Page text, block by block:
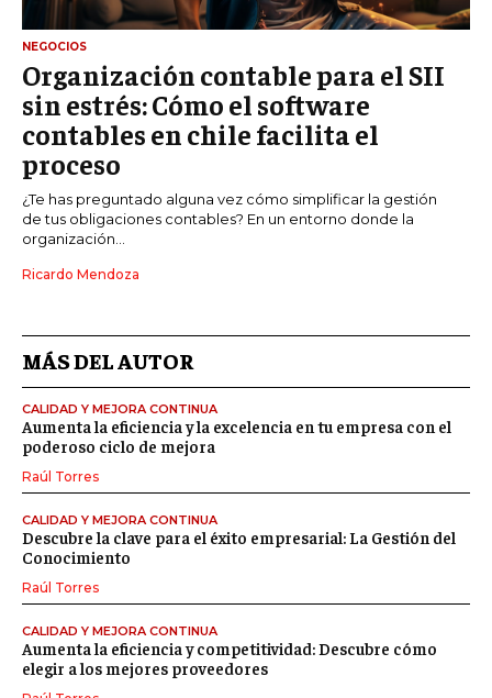
NEGOCIOS
Organización contable para el SII
sin estrés: Cómo el software
contables en chile facilita el
proceso
¿Te has preguntado alguna vez cómo simplificar la gestión
de tus obligaciones contables? En un entorno donde la
organización...
Ricardo Mendoza
MÁS DEL AUTOR
CALIDAD Y MEJORA CONTINUA
Aumenta la eficiencia y la excelencia en tu empresa con el
poderoso ciclo de mejora
Raúl Torres
CALIDAD Y MEJORA CONTINUA
Descubre la clave para el éxito empresarial: La Gestión del
Conocimiento
Raúl Torres
CALIDAD Y MEJORA CONTINUA
Aumenta la eficiencia y competitividad: Descubre cómo
elegir a los mejores proveedores